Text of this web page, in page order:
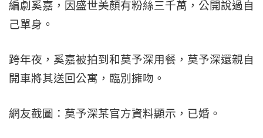
編劇奚嘉，因盛世美顏有粉絲三千萬，公開說過自
己單身。
跨年夜，奚嘉被拍到和莫予深用餐，莫予深還親自
開車將其送回公寓，臨別擁吻。
網友截圖：莫予深某官方資料顯示，已婚。